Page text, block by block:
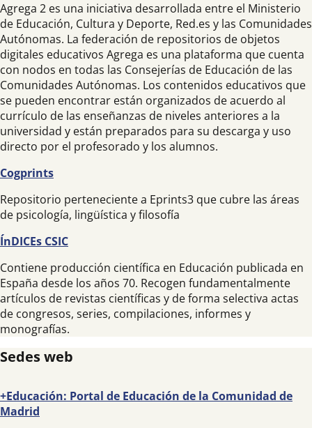
Agrega 2 es una iniciativa desarrollada entre el Ministerio
de Educación, Cultura y Deporte, Red.es y las Comunidades
Autónomas. La federación de repositorios de objetos
digitales educativos Agrega es una plataforma que cuenta
con nodos en todas las Consejerías de Educación de las
Comunidades Autónomas. Los contenidos educativos que
se pueden encontrar están organizados de acuerdo al
currículo de las enseñanzas de niveles anteriores a la
universidad y están preparados para su descarga y uso
directo por el profesorado y los alumnos.
Cogprints
Repositorio perteneciente a Eprints3 que cubre las áreas
de psicología, lingüística y filosofía
ÍnDICEs CSIC
Contiene producción científica en Educación publicada en
España desde los años 70. Recogen fundamentalmente
artículos de revistas científicas y de forma selectiva actas
de congresos, series, compilaciones, informes y
monografías.
Sedes web
+Educación: Portal de Educación de la Comunidad de
Madrid